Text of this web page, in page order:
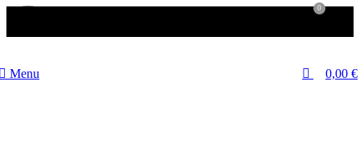
Menu
0
0,00 €